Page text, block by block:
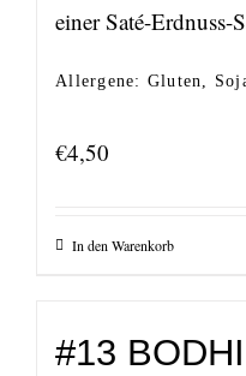
einer Saté-Erdnuss-
Allergene: Gluten,
€4,50
In den Warenkorb
#13